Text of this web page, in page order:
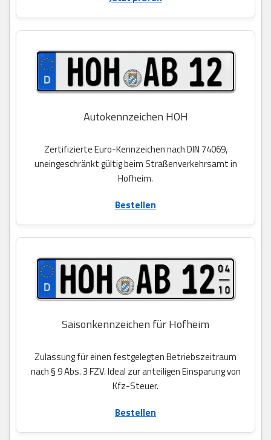
Autokennzeichen HOH
Zertifizierte Euro-Kennzeichen nach DIN 74069,
uneingeschränkt gültig beim Straßenverkehrsamt in
Hofheim.
Bestellen
Saisonkennzeichen für Hofheim
Zulassung für einen festgelegten Betriebszeitraum
nach § 9 Abs. 3 FZV. Ideal zur anteiligen Einsparung von
Kfz-Steuer.
Bestellen